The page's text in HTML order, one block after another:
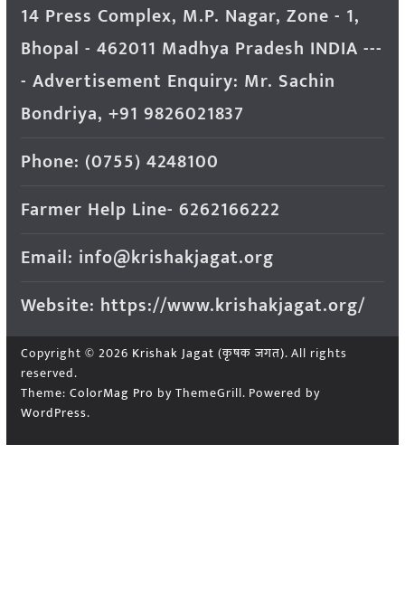
14 Press Complex, M.P. Nagar, Zone - 1,
Bhopal - 462011 Madhya Pradesh INDIA ---
- Advertisement Enquiry: Mr. Sachin
Bondriya, +91 9826021837
Phone: (0755) 4248100
Farmer Help Line- 6262166222
Email: info@krishakjagat.org
Website: https://www.krishakjagat.org/
Copyright © 2026 Krishak Jagat (कृषक जगत). All rights
reserved.
Theme: ColorMag Pro by ThemeGrill. Powered by
WordPress.